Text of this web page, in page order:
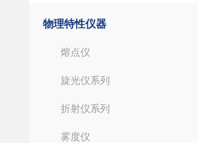
物理特性仪器
熔点仪
旋光仪系列
折射仪系列
雾度仪